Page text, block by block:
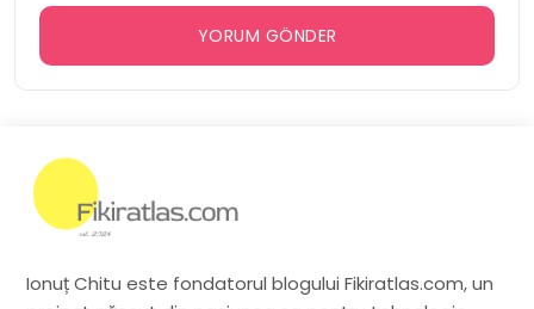
Ionuț Chitu este fondatorul blogului Fikiratlas.com, un